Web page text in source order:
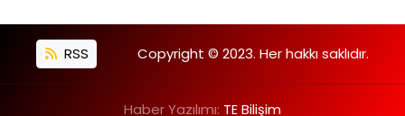
RSS Copyright © 2023. Her hakkı saklıdır.
Haber Yazılımı: TE Bilişim